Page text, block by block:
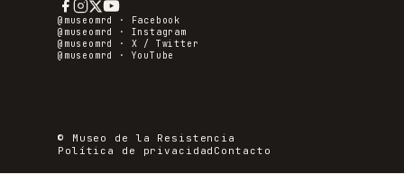
@museomrd ·
Facebook
@museomrd · Instagram
@museomrd · X / Twitter
@museomrd · YouTube
© Museo de la Resistencia
Política de privacidad Contacto